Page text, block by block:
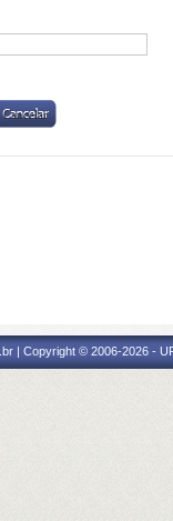
| Copyright © 2006-2026 -